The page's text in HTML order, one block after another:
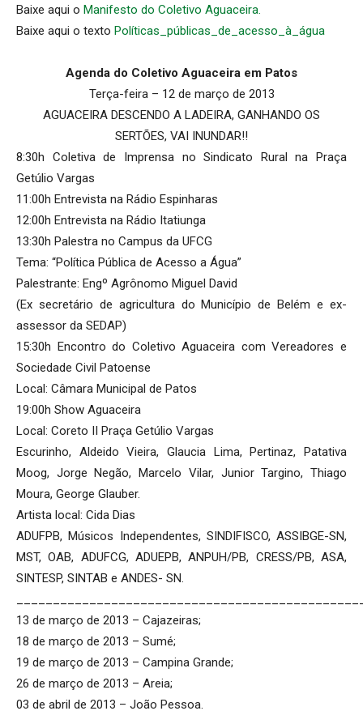
Baixe aqui o Manifesto do Coletivo Aguaceira.
Baixe aqui o texto Políticas_públicas_de_acesso_à_água
Agenda do Coletivo Aguaceira em Patos
Terça-feira – 12 de março de 2013
AGUACEIRA DESCENDO A LADEIRA, GANHANDO OS
SERTÕES, VAI INUNDAR!!
8:30h Coletiva de Imprensa no Sindicato Rural na Praça
Getúlio Vargas
11:00h Entrevista na Rádio Espinharas
12:00h Entrevista na Rádio Itatiunga
13:30h Palestra no Campus da UFCG
Tema: “Política Pública de Acesso a Água”
Palestrante: Engº Agrônomo Miguel David
(Ex secretário de agricultura do Município de Belém e ex-
assessor da SEDAP)
15:30h Encontro do Coletivo Aguaceira com Vereadores e
Sociedade Civil Patoense
Local: Câmara Municipal de Patos
19:00h Show Aguaceira
Local: Coreto II Praça Getúlio Vargas
Escurinho, Aldeido Vieira, Glaucia Lima, Pertinaz, Patativa
Moog, Jorge Negão, Marcelo Vilar, Junior Targino, Thiago
Moura, George Glauber.
Artista local: Cida Dias
ADUFPB, Músicos Independentes, SINDIFISCO, ASSIBGE-SN,
MST, OAB, ADUFCG, ADUEPB, ANPUH/PB, CRESS/PB, ASA,
SINTESP, SINTAB e ANDES- SN.
13 de março de 2013 – Cajazeiras;
18 de março de 2013 – Sumé;
19 de março de 2013 – Campina Grande;
26 de março de 2013 – Areia;
03 de abril de 2013 – João Pessoa.